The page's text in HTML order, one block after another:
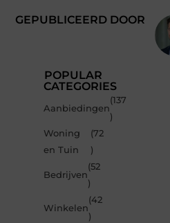
GEPUBLICEERD DOOR
POPULAR
CATEGORIES
Aanbiedingen
(137
)
Woning
en Tuin
(72
)
Bedrijven
(52
)
Winkelen
(42
)